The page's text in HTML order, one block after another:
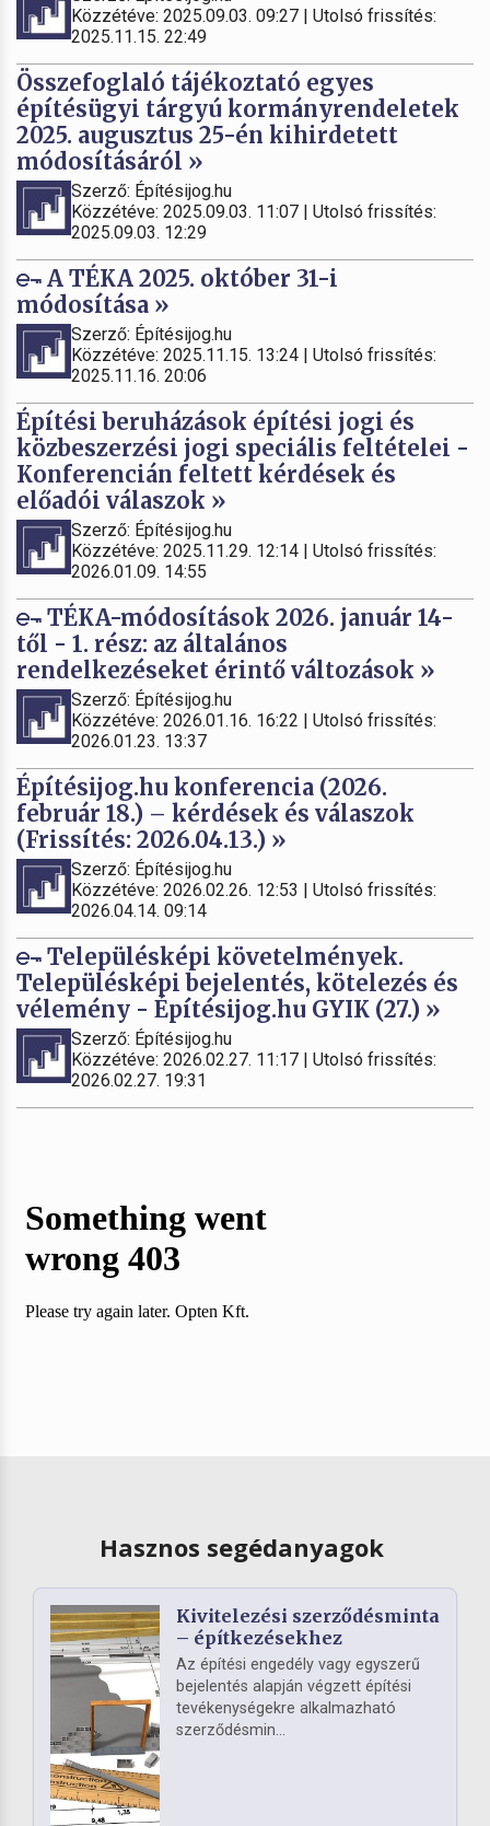
Közzétéve: 2025.09.03. 09:27 | Utolsó frissítés:
2025.11.15. 22:49
Összefoglaló tájékoztató egyes
építésügyi tárgyú kormányrendeletek
2025. augusztus 25-én kihirdetett
módosításáról »
Szerző: Építésijog.hu
Közzétéve: 2025.09.03. 11:07 | Utolsó frissítés:
2025.09.03. 12:29
A TÉKA 2025. október 31-i
módosítása »
Szerző: Építésijog.hu
Közzétéve: 2025.11.15. 13:24 | Utolsó frissítés:
2025.11.16. 20:06
Építési beruházások építési jogi és
közbeszerzési jogi speciális feltételei -
Konferencián feltett kérdések és
előadói válaszok »
Szerző: Építésijog.hu
Közzétéve: 2025.11.29. 12:14 | Utolsó frissítés:
2026.01.09. 14:55
TÉKA-módosítások 2026. január 14-
től - 1. rész: az általános
rendelkezéseket érintő változások »
Szerző: Építésijog.hu
Közzétéve: 2026.01.16. 16:22 | Utolsó frissítés:
2026.01.23. 13:37
Építésijog.hu konferencia (2026.
február 18.) – kérdések és válaszok
(Frissítés: 2026.04.13.) »
Szerző: Építésijog.hu
Közzétéve: 2026.02.26. 12:53 | Utolsó frissítés:
2026.04.14. 09:14
Településképi követelmények.
Településképi bejelentés, kötelezés és
vélemény - Építésijog.hu GYIK (27.) »
Szerző: Építésijog.hu
Közzétéve: 2026.02.27. 11:17 | Utolsó frissítés:
2026.02.27. 19:31
Hasznos segédanyagok
Kivitelezési szerződésminta
– építkezésekhez
Az építési engedély vagy egyszerű
bejelentés alapján végzett építési
tevékenységekre alkalmazható
szerződésmin...